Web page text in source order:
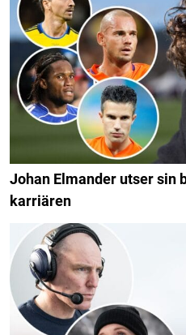
Johan Elmander utser sin
karriären